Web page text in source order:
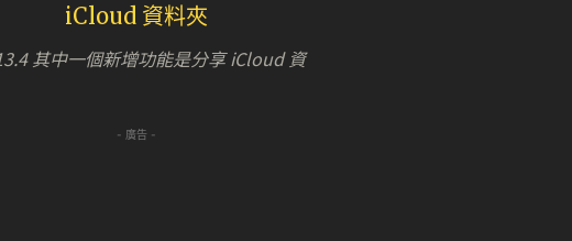
其中一個新增功能是分享 iCloud 資
- 廣告 -